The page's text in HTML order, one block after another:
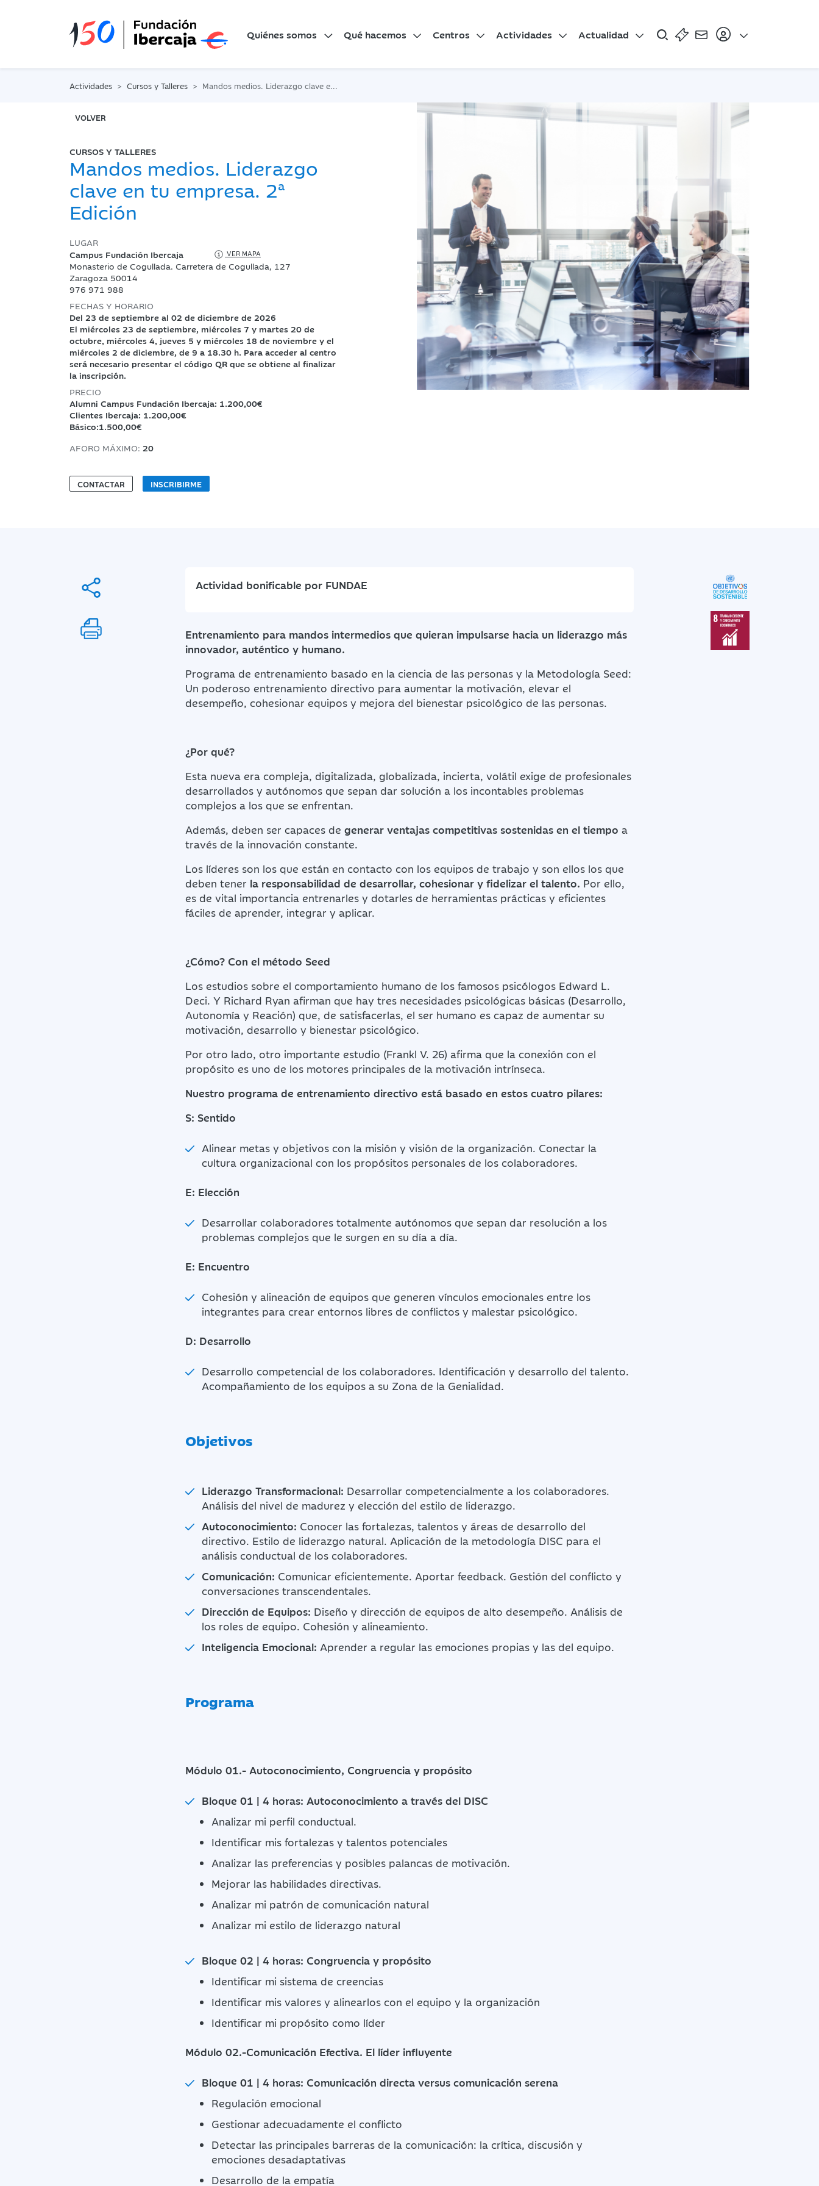
Quiénes somos Qué hacemos Centros Actividades Actualidad
Actividades Cursos y Talleres Mandos medios. Liderazgo clave en tu empresa. 2ª Edición
VOLVER
CURSOS Y TALLERES
Mandos medios. Liderazgo
clave en tu empresa. 2ª
Edición
LUGAR
Campus Fundación Ibercaja
VER MAPA
Monasterio de Cogullada. Carretera de Cogullada, 127
Zaragoza 50014
976 971 988
FECHAS Y HORARIO
Del 23 de septiembre al 02 de diciembre de 2026
El miércoles 23 de septiembre, miércoles 7 y martes 20 de
octubre, miércoles 4, jueves 5 y miércoles 18 de noviembre y el
miércoles 2 de diciembre, de 9 a 18.30 h. Para acceder al centro
será necesario presentar el código QR que se obtiene al finalizar
la inscripción.
PRECIO
Alumni Campus Fundación Ibercaja: 1.200,00€
Clientes Ibercaja: 1.200,00€
Básico:1.500,00€
AFORO MÁXIMO: 20
CONTACTAR INSCRIBIRME
Actividad bonificable por FUNDAE
Entrenamiento para mandos intermedios que quieran impulsarse hacia un liderazgo más
innovador, auténtico y humano.
Programa de entrenamiento basado en la ciencia de las personas y la Metodología Seed:
Un poderoso entrenamiento directivo para aumentar la motivación, elevar el
desempeño, cohesionar equipos y mejora del bienestar psicológico de las personas.
¿Por qué?
Esta nueva era compleja, digitalizada, globalizada, incierta, volátil exige de profesionales
desarrollados y autónomos que sepan dar solución a los incontables problemas
complejos a los que se enfrentan.
Además, deben ser capaces de generar ventajas competitivas sostenidas en el tiempo a
través de la innovación constante.
Los líderes son los que están en contacto con los equipos de trabajo y son ellos los que
deben tener la responsabilidad de desarrollar, cohesionar y fidelizar el talento. Por ello,
es de vital importancia entrenarles y dotarles de herramientas prácticas y eficientes
fáciles de aprender, integrar y aplicar.
¿Cómo? Con el método Seed
Los estudios sobre el comportamiento humano de los famosos psicólogos Edward L.
Deci. Y Richard Ryan afirman que hay tres necesidades psicológicas básicas (Desarrollo,
Autonomía y Reación) que, de satisfacerlas, el ser humano es capaz de aumentar su
motivación, desarrollo y bienestar psicológico.
Por otro lado, otro importante estudio (Frankl V. 26) afirma que la conexión con el
propósito es uno de los motores principales de la motivación intrínseca.
Nuestro programa de entrenamiento directivo está basado en estos cuatro pilares:
S: Sentido
Alinear metas y objetivos con la misión y visión de la organización. Conectar la
cultura organizacional con los propósitos personales de los colaboradores.
E: Elección
Desarrollar colaboradores totalmente autónomos que sepan dar resolución a los
problemas complejos que le surgen en su día a día.
E: Encuentro
Cohesión y alineación de equipos que generen vínculos emocionales entre los
integrantes para crear entornos libres de conflictos y malestar psicológico.
D: Desarrollo
Desarrollo competencial de los colaboradores. Identificación y desarrollo del talento.
Acompañamiento de los equipos a su Zona de la Genialidad.
Objetivos
Liderazgo Transformacional: Desarrollar competencialmente a los colaboradores.
Análisis del nivel de madurez y elección del estilo de liderazgo.
Autoconocimiento: Conocer las fortalezas, talentos y áreas de desarrollo del
directivo. Estilo de liderazgo natural. Aplicación de la metodología DISC para el
análisis conductual de los colaboradores.
Comunicación: Comunicar eficientemente. Aportar feedback. Gestión del conflicto y
conversaciones transcendentales.
Dirección de Equipos: Diseño y dirección de equipos de alto desempeño. Análisis de
los roles de equipo. Cohesión y alineamiento.
Inteligencia Emocional: Aprender a regular las emociones propias y las del equipo.
Programa
Módulo 01.- Autoconocimiento, Congruencia y propósito
Bloque 01 | 4 horas: Autoconocimiento a través del DISC
Analizar mi perfil conductual.
Identificar mis fortalezas y talentos potenciales
Analizar las preferencias y posibles palancas de motivación.
Mejorar las habilidades directivas.
Analizar mi patrón de comunicación natural
Analizar mi estilo de liderazgo natural
Bloque 02 | 4 horas: Congruencia y propósito
Identificar mi sistema de creencias
Identificar mis valores y alinearlos con el equipo y la organización
Identificar mi propósito como líder
Módulo 02.-Comunicación Efectiva. El líder influyente
Bloque 01 | 4 horas: Comunicación directa versus comunicación serena
Regulación emocional
Gestionar adecuadamente el conflicto
Detectar las principales barreras de la comunicación: la crítica, discusión y
emociones desadaptativas
Desarrollo de la empatía